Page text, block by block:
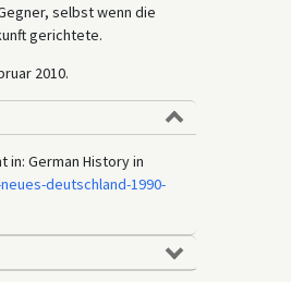
selbst wenn die
gerichtete.
2010.
in: German History in
deutschland-1990-